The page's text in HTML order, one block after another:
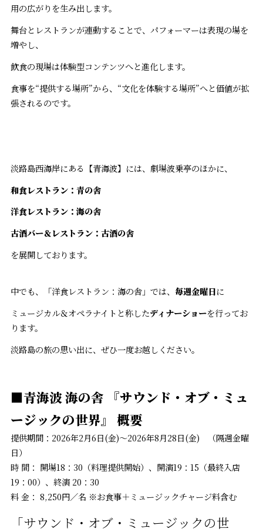
用の広がりを生み出します。
舞台とレストランが連動することで、パフォーマーは表現の場を
増やし、
飲食の現場は体験型コンテンツへと進化します。
食事を“提供する場所”から、“文化を体験する場所”へと価値が拡
張されるのです。
淡路島西海岸にある【青海波】には、劇場波乗亭のほかに、
和食レストラン：青の舎
洋食レストラン：海の舎
古酒バー＆レストラン：古酒の舎
を展開しております。
中でも、「洋食レストラン：海の舎」では、 毎週金曜日に
ミュージカル＆オペラナイトと称したディナーショーを行ってお
ります。
淡路島の旅の思い出に、ぜひ一度お越しください。
■青海波 海の舎 『サウンド・オブ・ミュ
ージックの世界』 概要
提供期間：2026年2月6日(金)～2026年8月28日(金) （隔週金曜
日）
時 間： 開場18：30（料理提供開始）、開演19：15（最終入店
19：00）、終演 20：30
料 金： 8,250円／名 ※お食事＋ミュージックチャージ料含む
「サウンド・オブ・ミュージックの世